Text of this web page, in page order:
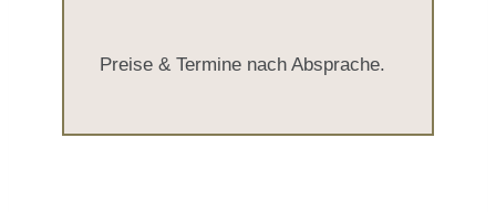
Preise & Termine nach Absprache.